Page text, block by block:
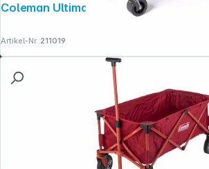
Coleman Ultimate Terrain Bollerwagen
Artikel-Nr.:211019